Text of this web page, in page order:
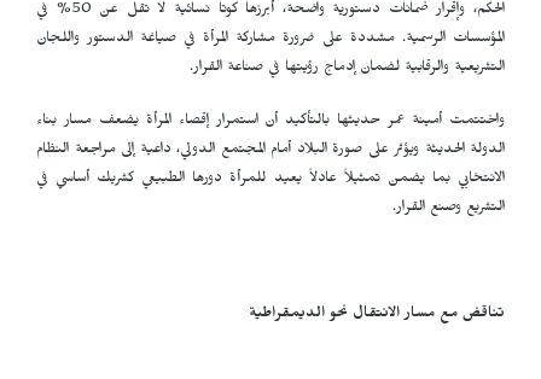
الحكم، وإقرار ضمانات دستورية واضحة، أبرزها كوتا نسائية لا تقل عن 50% في
المؤسسات الرسمية. مشددة على ضرورة مشاركة المرأة في صياغة الدستور واللجان
التشريعية والرقابية لضمان إدماج رؤيتها في صناعة القرار.
واختتمت أمينة عمر حديثها بالتأكيد أن استمرار إقصاء المرأة يضعف مسار بناء
الدولة الحديثة ويؤثر على صورة البلاد أمام المجتمع الدولي، داعية إلى مراجعة النظام
الانتخابي بما يضمن تمثيلاً عادلاً يعيد للمرأة دورها الطبيعي كشريك أساسي في
التشريع وصنع القرار.
تناقض مع مسار الانتقال نحو الديمقراطية